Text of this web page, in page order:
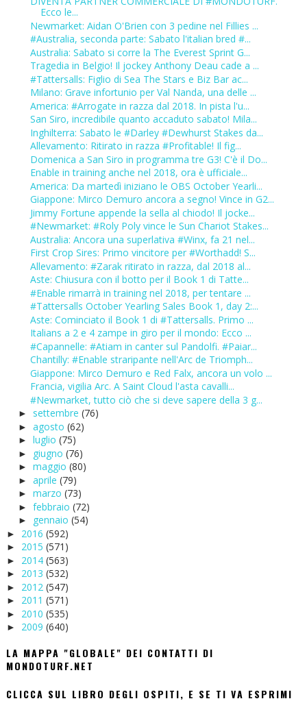
Ecco le...
Newmarket: Aidan O'Brien con 3 pedine nel Fillies ...
#Australia, seconda parte: Sabato l'italian bred #...
Australia: Sabato si corre la The Everest Sprint G...
Tragedia in Belgio! Il jockey Anthony Deau cade a ...
#Tattersalls: Figlio di Sea The Stars e Biz Bar ac...
Milano: Grave infortunio per Val Nanda, una delle ...
America: #Arrogate in razza dal 2018. In pista l'u...
San Siro, incredibile quanto accaduto sabato! Mila...
Inghilterra: Sabato le #Darley #Dewhurst Stakes da...
Allevamento: Ritirato in razza #Profitable! Il fig...
Domenica a San Siro in programma tre G3! C'è il Do...
Enable in training anche nel 2018, ora è ufficiale...
America: Da martedì iniziano le OBS October Yearli...
Giappone: Mirco Demuro ancora a segno! Vince in G2...
Jimmy Fortune appende la sella al chiodo! Il jocke...
#Newmarket: #Roly Poly vince le Sun Chariot Stakes...
Australia: Ancora una superlativa #Winx, fa 21 nel...
First Crop Sires: Primo vincitore per #Worthadd! S...
Allevamento: #Zarak ritirato in razza, dal 2018 al...
Aste: Chiusura con il botto per il Book 1 di Tatte...
#Enable rimarrà in training nel 2018, per tentare ...
#Tattersalls October Yearling Sales Book 1, day 2:...
Aste: Cominciato il Book 1 di #Tattersalls. Primo ...
Italians a 2 e 4 zampe in giro per il mondo: Ecco ...
#Capannelle: #Atiam in canter sul Pandolfi. #Paiar...
Chantilly: #Enable straripante nell'Arc de Triomph...
Giappone: Mirco Demuro e Red Falx, ancora un volo ...
Francia, vigilia Arc. A Saint Cloud l'asta cavalli...
#Newmarket, tutto ciò che si deve sapere della 3 g...
► settembre (76)
► agosto (62)
► luglio (75)
► giugno (76)
► maggio (80)
► aprile (79)
► marzo (73)
► febbraio (72)
► gennaio (54)
► 2016 (592)
► 2015 (571)
► 2014 (563)
► 2013 (532)
► 2012 (547)
► 2011 (571)
► 2010 (535)
► 2009 (640)
LA MAPPA "GLOBALE" DEI CONTATTI DI
MONDOTURF.NET
CLICCA SUL LIBRO DEGLI OSPITI, E SE TI VA ESPRIMI